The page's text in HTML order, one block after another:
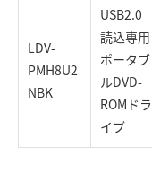
LDV-
PMH8U2
NBK
USB2.0
読込専用
ポータブ
ルDVD-
ROMドラ
イブ